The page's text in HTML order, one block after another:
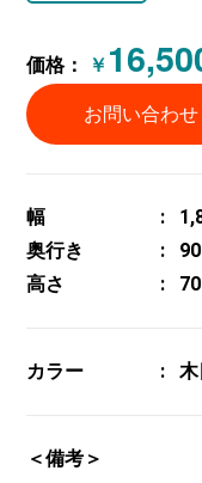
価格： ￥
お問い合わせ
幅
奥行き
高さ
カラー 木
＜備考＞